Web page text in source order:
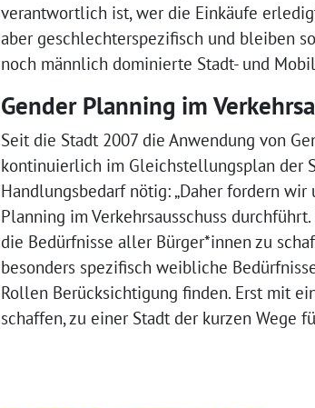
verantwortlich ist, wer die Einkäufe
aber geschlechterspezifisch und bleiben
noch männlich dominierte Stadt- und
Gender Planning im
Seit die Stadt 2007 die Anwendung von
kontinuierlich im Gleichstellungsplan der
Handlungsbedarf nötig: „Daher fordern
Planning im Verkehrsausschuss
die Bedürfnisse aller Bürger*innen zu
besonders spezifisch weibliche
Rollen Berücksichtigung finden. Erst mit
schaffen, zu einer Stadt der kurzen Wege